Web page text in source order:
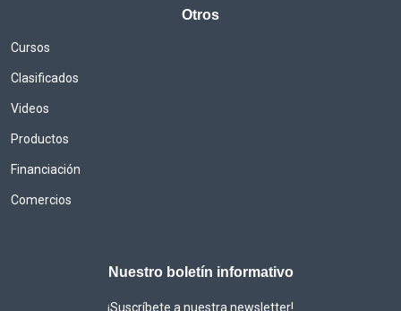
Otros
Cursos
Clasificados
Videos
Productos
Financiación
Comercios
Nuestro boletín informativo
¡Suscríbete a nuestra newsletter!